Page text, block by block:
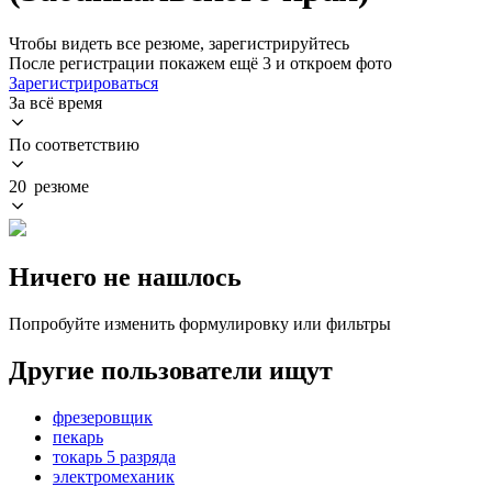
Чтобы видеть все резюме, зарегистрируйтесь
После регистрации покажем ещё 3 и откроем фото
Зарегистрироваться
За всё время
По соответствию
20 резюме
Ничего не нашлось
Попробуйте изменить формулировку или фильтры
Другие пользователи ищут
фрезеровщик
пекарь
токарь 5 разряда
электромеханик